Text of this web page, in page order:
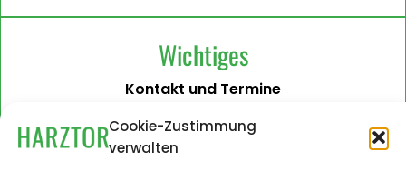
Cookie-Zustimmung
verwalten
Wichtiges
Kontakt und Termine
Barrierefreiheit
Impressum